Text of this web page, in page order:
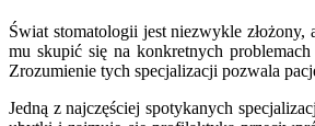
Świat stomatologii jest niezwykle
mu skupić się na konkretnych
Zrozumienie tych specjalizacji pozwala
Jedną z najczęściej spotykanych